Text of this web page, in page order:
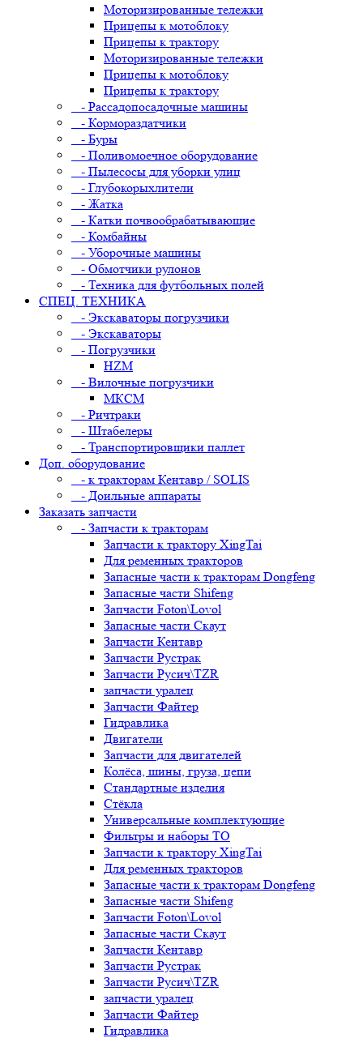
Моторизированные тележки
Прицепы к мотоблоку
Прицепы к трактору
Моторизированные тележки
Прицепы к мотоблоку
Прицепы к трактору
- Рассадопосадочные машины
- Кормораздатчики
- Буры
- Поливомоечное оборудование
- Пылесосы для уборки улиц
- Глубокорыхлители
- Жатка
- Катки почвообрабатывающие
- Комбайны
- Уборочные машины
- Обмотчики рулонов
- Техника для футбольных полей
СПЕЦ. ТЕХНИКА
- Экскаваторы погрузчики
- Экскаваторы
- Погрузчики
HZM
- Вилочные погрузчики
МКСМ
- Ричтраки
- Штабелеры
- Транспортировщики паллет
Доп. оборудование
- к тракторам Кентавр / SOLIS
- Доильные аппараты
Заказать запчасти
- Запчасти к тракторам
Запчасти к трактору XingTai
Для ременных тракторов
Запасные части к тракторам Dongfeng
Запасные части Shifeng
Запчасти Foton\Lovol
Запасные части Скаут
Запчасти Кентавр
Запчасти Рустрак
Запчасти Русич\TZR
запчасти уралец
Запчасти Файтер
Гидравлика
Двигатели
Запчасти для двигателей
Колёса, шины, груза, цепи
Стандартные изделия
Стёкла
Универсальные комплектующие
Фильтры и наборы ТО
Запчасти к трактору XingTai
Для ременных тракторов
Запасные части к тракторам Dongfeng
Запасные части Shifeng
Запчасти Foton\Lovol
Запасные части Скаут
Запчасти Кентавр
Запчасти Рустрак
Запчасти Русич\TZR
запчасти уралец
Запчасти Файтер
Гидравлика